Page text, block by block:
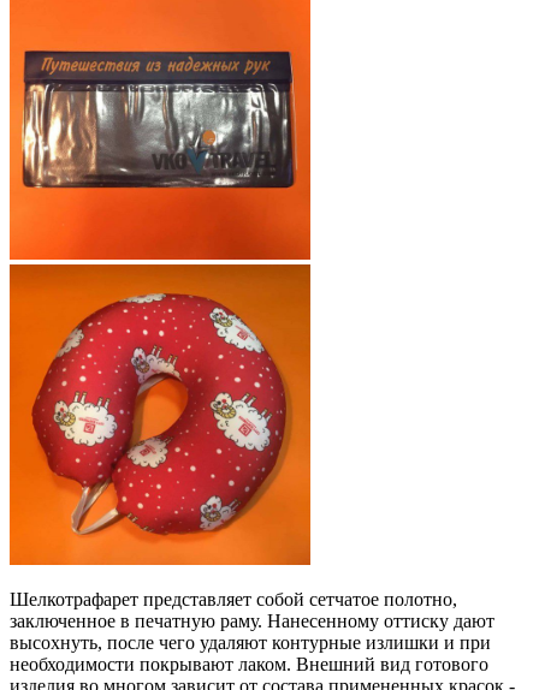
Шелкотрафарет представляет собой сетчатое полотно,
заключенное в печатную раму. Нанесенному оттиску дают
высохнуть, после чего удаляют контурные излишки и при
необходимости покрывают лаком. Внешний вид готового
изделия во многом зависит от состава примененных красок -